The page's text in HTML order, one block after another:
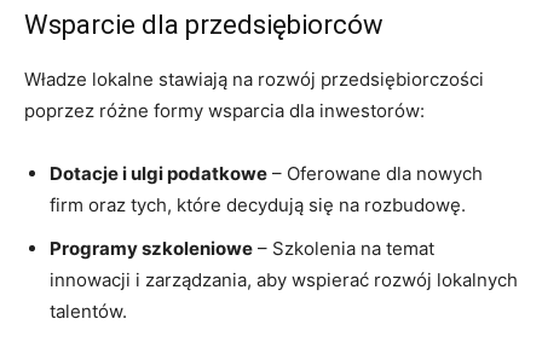
Wsparcie dla przedsiębiorców
Władze lokalne stawiają na rozwój przedsiębiorczości
poprzez różne formy wsparcia dla inwestorów:
Dotacje i ulgi podatkowe – Oferowane dla nowych
firm oraz tych, które decydują się na rozbudowę.
Programy szkoleniowe – Szkolenia na temat
innowacji i zarządzania, aby wspierać rozwój lokalnych
talentów.